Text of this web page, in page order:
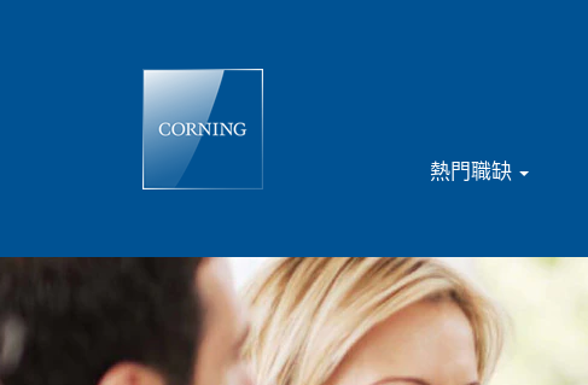
熱門職缺
業
行
銷